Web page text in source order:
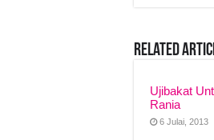
e
b
o
o
Related
Ujibakat
Rania
6 Julai, 2013